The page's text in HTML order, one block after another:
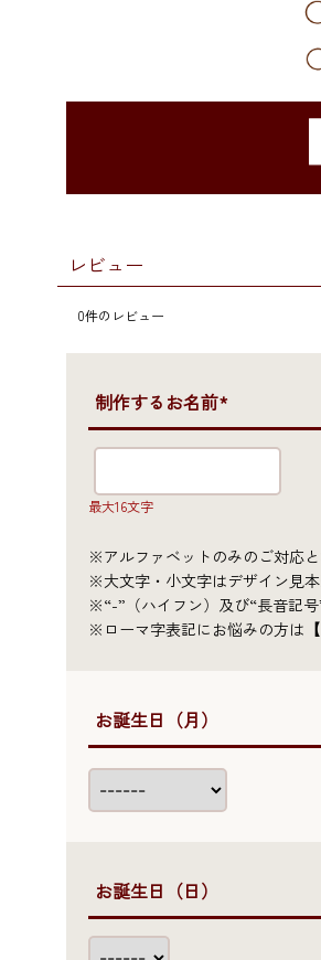
レビュー
0件のレビュー
●制作するお名前*
最大16文字
※アルファベットのみのご対応と
※大文字・小文字はデザイン見
※“-”（ハイフン）及び“長音記
※ローマ字表記にお悩みの方は
●お誕生日（月）
●お誕生日（日）